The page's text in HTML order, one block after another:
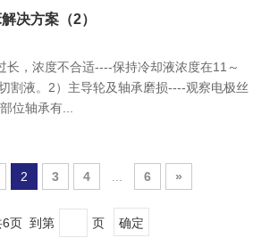
决方案（2）
长，浓度不合适----保持冷却液浓度在11～
割液。2）主导轮及轴承磨损----观察电极丝
位轴承有...
2 3 4 6 »
6页 到第 页 确定